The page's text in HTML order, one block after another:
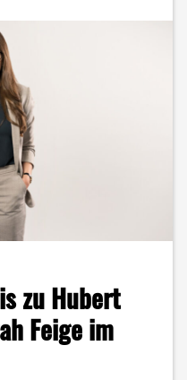
zu Hubert
Feige im